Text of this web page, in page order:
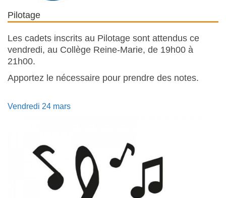
Pilotage
Les cadets inscrits au Pilotage sont attendus ce
vendredi, au Collège Reine-Marie, de 19h00 à
21h00.
Apportez le nécessaire pour prendre des notes.
Vendredi 24 mars